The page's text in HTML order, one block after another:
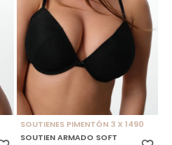
SOUTIENES PIMENTÓN 3 X 1490
SOUTIEN ARMADO SOFT